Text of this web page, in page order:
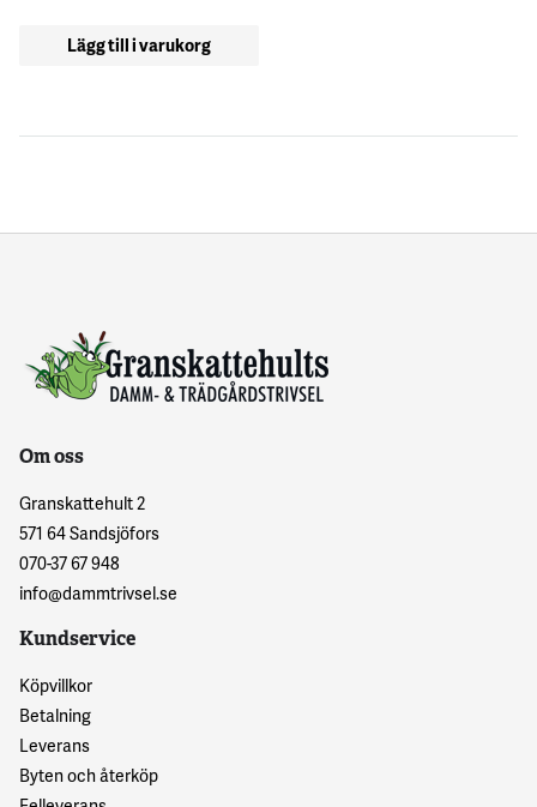
Lägg till i varukorg
Om oss
Granskattehult 2
571 64 Sandsjöfors
070-37 67 948
info@dammtrivsel.se
Kundservice
Köpvillkor
Betalning
Leverans
Byten och återköp